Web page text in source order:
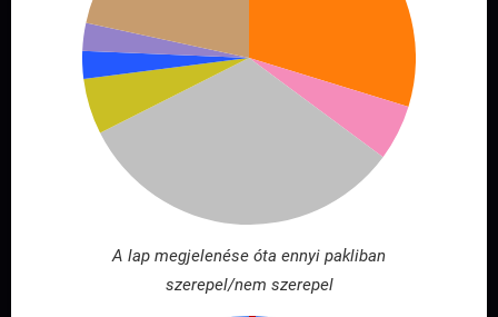
A lap megjelenése óta ennyi pakliban
szerepel/nem szerepel